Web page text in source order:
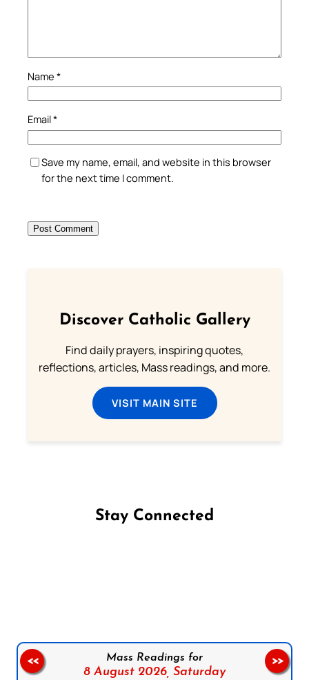
Name *
Email*
Save my name, email, and website in this browser
for the next time I comment.
Discover Catholic Gallery
Find daily prayers, inspiring quotes,
reflections, articles, Mass readings, and more.
VISIT MAIN SITE
Stay Connected
Mass Readings for
8 August 2026, Saturday
<< >>